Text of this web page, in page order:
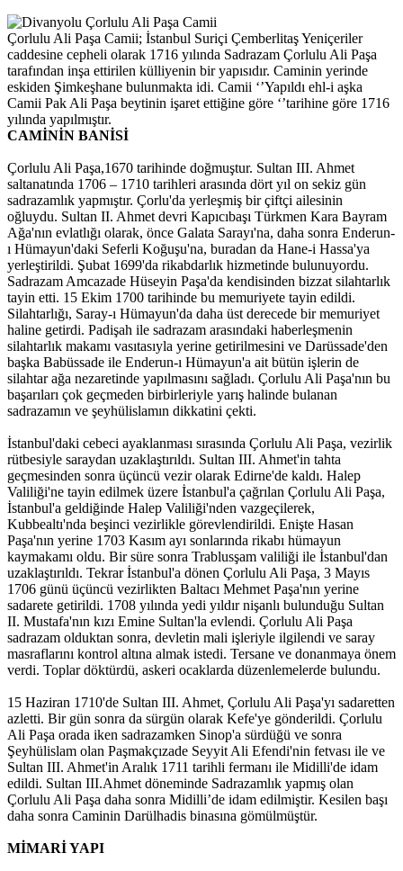
Çorlulu Ali Paşa Camii; İstanbul Suriçi Çemberlitaş Yeniçeriler
caddesine cepheli olarak 1716 yılında Sadrazam Çorlulu Ali Paşa
tarafından inşa ettirilen külliyenin bir yapısıdır. Caminin yerinde
eskiden Şimkeşhane bulunmakta idi. Camii ‘’Yapıldı ehl-i aşka
Camii Pak Ali Paşa beytinin işaret ettiğine göre ‘’tarihine göre 1716
yılında yapılmıştır.
CAMİNİN BANİSİ
Çorlulu Ali Paşa,1670 tarihinde doğmuştur. Sultan III. Ahmet
saltanatında 1706 – 1710 tarihleri arasında dört yıl on sekiz gün
sadrazamlık yapmıştır. Çorlu'da yerleşmiş bir çiftçi ailesinin
oğluydu. Sultan II. Ahmet devri Kapıcıbaşı Türkmen Kara Bayram
Ağa'nın evlatlığı olarak, önce Galata Sarayı'na, daha sonra Enderun-
ı Hümayun'daki Seferli Koğuşu'na, buradan da Hane-i Hassa'ya
yerleştirildi. Şubat 1699'da rikabdarlık hizmetinde bulunuyordu.
Sadrazam Amcazade Hüseyin Paşa'da kendisinden bizzat silahtarlık
tayin etti. 15 Ekim 1700 tarihinde bu memuriyete tayin edildi.
Silahtarlığı, Saray-ı Hümayun'da daha üst derecede bir memuriyet
haline getirdi. Padişah ile sadrazam arasındaki haberleşmenin
silahtarlık makamı vasıtasıyla yerine getirilmesini ve Darüssade'den
başka Babüssade ile Enderun-ı Hümayun'a ait bütün işlerin de
silahtar ağa nezaretinde yapılmasını sağladı. Çorlulu Ali Paşa'nın bu
başarıları çok geçmeden birbirleriyle yarış halinde bulanan
sadrazamın ve şeyhülislamın dikkatini çekti.
İstanbul'daki cebeci ayaklanması sırasında Çorlulu Ali Paşa, vezirlik
rütbesiyle saraydan uzaklaştırıldı. Sultan III. Ahmet'in tahta
geçmesinden sonra üçüncü vezir olarak Edirne'de kaldı. Halep
Valiliği'ne tayin edilmek üzere İstanbul'a çağrılan Çorlulu Ali Paşa,
İstanbul'a geldiğinde Halep Valiliği'nden vazgeçilerek,
Kubbealtı'nda beşinci vezirlikle görevlendirildi. Enişte Hasan
Paşa'nın yerine 1703 Kasım ayı sonlarında rikabı hümayun
kaymakamı oldu. Bir süre sonra Trablusşam valiliği ile İstanbul'dan
uzaklaştırıldı. Tekrar İstanbul'a dönen Çorlulu Ali Paşa, 3 Mayıs
1706 günü üçüncü vezirlikten Baltacı Mehmet Paşa'nın yerine
sadarete getirildi. 1708 yılında yedi yıldır nişanlı bulunduğu Sultan
II. Mustafa'nın kızı Emine Sultan'la evlendi. Çorlulu Ali Paşa
sadrazam olduktan sonra, devletin mali işleriyle ilgilendi ve saray
masraflarını kontrol altına almak istedi. Tersane ve donanmaya önem
verdi. Toplar döktürdü, askeri ocaklarda düzenlemelerde bulundu.
15 Haziran 1710'de Sultan III. Ahmet, Çorlulu Ali Paşa'yı sadaretten
azletti. Bir gün sonra da sürgün olarak Kefe'ye gönderildi. Çorlulu
Ali Paşa orada iken sadrazamken Sinop'a sürdüğü ve sonra
Şeyhülislam olan Paşmakçızade Seyyit Ali Efendi'nin fetvası ile ve
Sultan III. Ahmet'in Aralık 1711 tarihli fermanı ile Midilli'de idam
edildi. Sultan III.Ahmet döneminde Sadrazamlık yapmış olan
Çorlulu Ali Paşa daha sonra Midilli’de idam edilmiştir. Kesilen başı
daha sonra Caminin Darülhadis binasına gömülmüştür.
MİMARİ YAPI